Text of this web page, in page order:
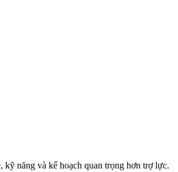
kỹ năng và kế hoạch quan trọng hơn trợ lực.